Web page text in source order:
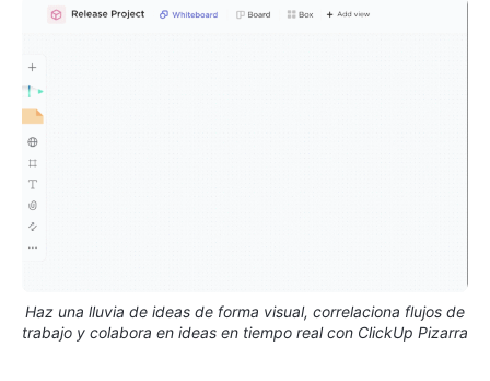
Haz una lluvia de ideas de forma visual, correlaciona flujos de
trabajo y colabora en ideas en tiempo real con ClickUp Pizarra